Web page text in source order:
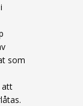
som
att